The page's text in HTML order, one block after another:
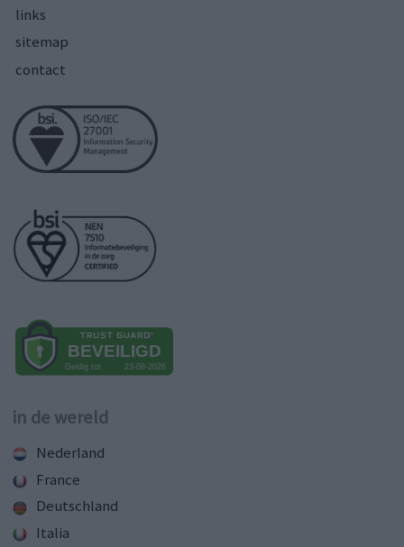
links
sitemap
contact
in de wereld
Nederland
France
Deutschland
Italia